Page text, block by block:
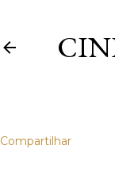
Compartilhar